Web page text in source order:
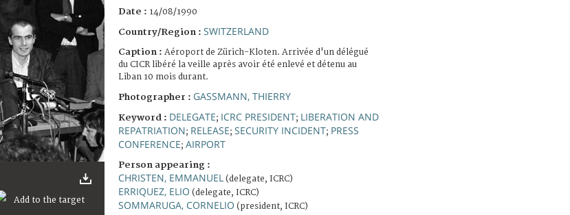
Date : 14/08/1990
Country/Region : SWITZERLAND
Caption : Aéroport de Zürich-Kloten. Arrivée d'un délégué
du CICR libéré la veille après avoir été enlevé et détenu au
Liban 10 mois durant.
Photographer : GASSMANN, THIERRY
Keyword : DELEGATE; ICRC PRESIDENT; LIBERATION AND
REPATRIATION; RELEASE; SECURITY INCIDENT; PRESS
CONFERENCE; AIRPORT
Person appearing :
CHRISTEN, EMMANUEL (delegate, ICRC)
ERRIQUEZ, ELIO (delegate, ICRC)
SOMMARUGA, CORNELIO (president, ICRC)